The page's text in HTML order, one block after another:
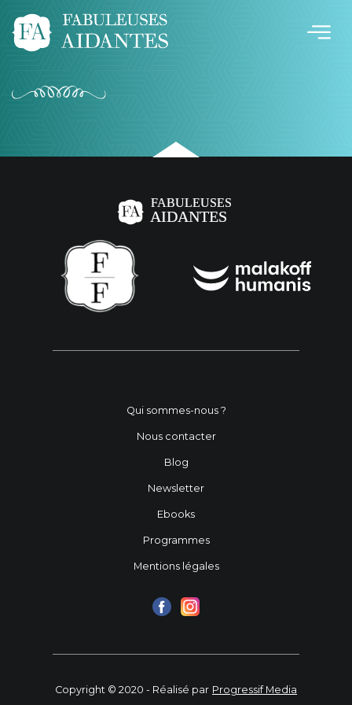
Qui sommes-nous ?
Nous contacter
Blog
Newsletter
Ebooks
Programmes
Mentions légales
Copyright © 2020 - Réalisé par Progressif Media